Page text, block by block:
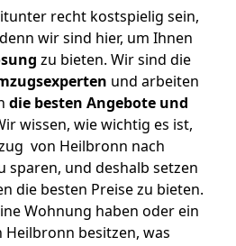
recht kostspielig sein,
wir sind hier, um Ihnen
zu bieten. Wir sind die
und arbeiten
die besten Angebote und
wissen, wie wichtig es ist,
von Heilbronn nach
sparen, und deshalb setzen
die besten Preise zu bieten.
Wohnung haben oder ein
Heilbronn besitzen, was